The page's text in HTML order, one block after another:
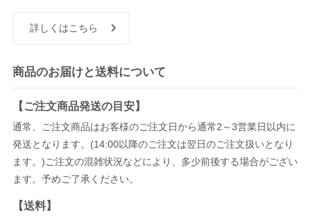
詳しくはこちら
商品のお届けと送料について
【ご注文商品発送の目安】
通常、ご注文商品はお客様のご注文日から通常2～3営業日以内に
発送となります。(14:00以降のご注文は翌日のご注文扱いとなり
ます。)ご注文の混雑状況などにより、多少前後する場合がござい
ます。予めご了承ください。
【送料】